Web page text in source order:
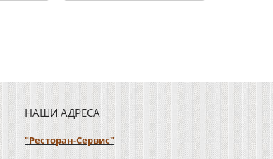
НАШИ АДРЕСА
"Ресторан-Сервис"